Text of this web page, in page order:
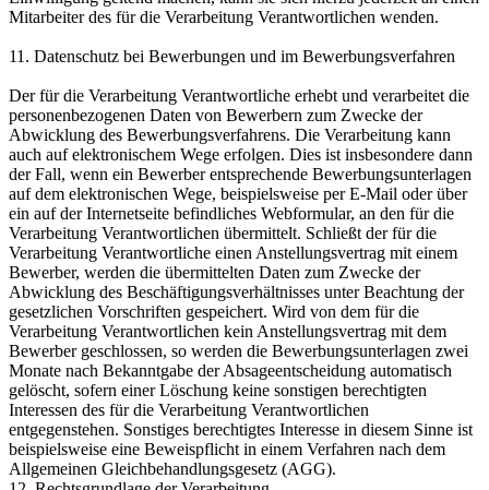
Mitarbeiter des für die Verarbeitung Verantwortlichen wenden.
11. Datenschutz bei Bewerbungen und im Bewerbungsverfahren
Der für die Verarbeitung Verantwortliche erhebt und verarbeitet die
personenbezogenen Daten von Bewerbern zum Zwecke der
Abwicklung des Bewerbungsverfahrens. Die Verarbeitung kann
auch auf elektronischem Wege erfolgen. Dies ist insbesondere dann
der Fall, wenn ein Bewerber entsprechende Bewerbungsunterlagen
auf dem elektronischen Wege, beispielsweise per E-Mail oder über
ein auf der Internetseite befindliches Webformular, an den für die
Verarbeitung Verantwortlichen übermittelt. Schließt der für die
Verarbeitung Verantwortliche einen Anstellungsvertrag mit einem
Bewerber, werden die übermittelten Daten zum Zwecke der
Abwicklung des Beschäftigungsverhältnisses unter Beachtung der
gesetzlichen Vorschriften gespeichert. Wird von dem für die
Verarbeitung Verantwortlichen kein Anstellungsvertrag mit dem
Bewerber geschlossen, so werden die Bewerbungsunterlagen zwei
Monate nach Bekanntgabe der Absageentscheidung automatisch
gelöscht, sofern einer Löschung keine sonstigen berechtigten
Interessen des für die Verarbeitung Verantwortlichen
entgegenstehen. Sonstiges berechtigtes Interesse in diesem Sinne ist
beispielsweise eine Beweispflicht in einem Verfahren nach dem
Allgemeinen Gleichbehandlungsgesetz (AGG).